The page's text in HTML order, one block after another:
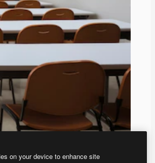
きます。
on your device to enhance site